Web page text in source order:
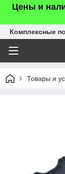
Цены и
Комплексные
Товары и